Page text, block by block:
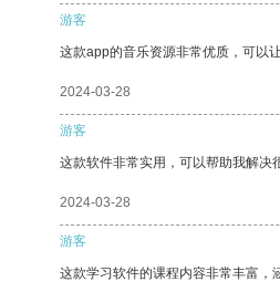
游客
这款app的音乐资源非常优质，可以
2024-03-28
游客
这款软件非常实用，可以帮助我解决
2024-03-28
游客
这款学习软件的课程内容非常丰富，